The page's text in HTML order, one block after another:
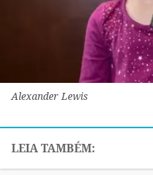
Alexander Lewis